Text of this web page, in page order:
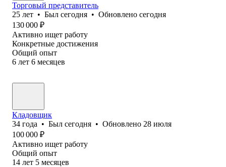
Торговый представитель
25 лет • Был сегодня • Обновлено сегодня
130 000 ₽
Активно ищет работу
Конкретные достижения
Общий опыт
6 лет 6 месяцев
Кладовщик
34 года • Был сегодня • Обновлено 28 июля
100 000 ₽
Активно ищет работу
Общий опыт
14 лет 5 месяцев